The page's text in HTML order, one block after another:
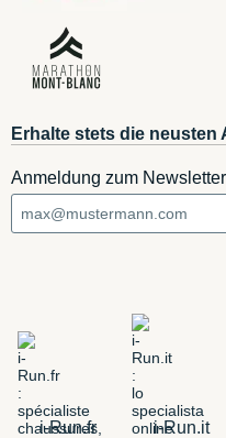
Erhalte stets die neusten
Anmeldung zum
i-Run.fr i-Run.it